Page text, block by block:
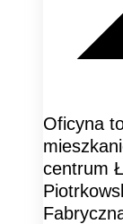
Oficyna
centrum